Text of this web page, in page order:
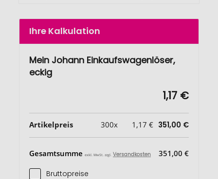
Ihre Kalkulation
Mein Johann Einkaufswagenlöser,
eckig
1,17 €
Artikelpreis 300x 1,17 € 351,00 €
Gesamtsumme exkl. MwSt. zzgl. Versandkosten 351,00 €
Bruttopreise